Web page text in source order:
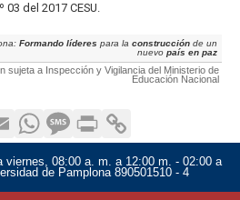
03 del 2017 CESU.
Formando líderes para la construcción de un
nuevo país en paz
sujeta a Inspección y Vigilancia del Ministerio de
Educación Nacional
EmailWhatsApp
SMS Print
viernes, 08:00 a. m. a 12:00 m. - 02:00 a
de Pamplona 890501510 - 4